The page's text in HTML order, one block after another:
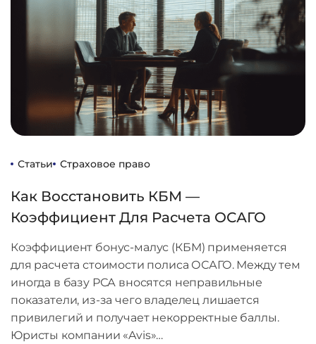
Статьи Страховое право
Как Восстановить КБМ —
Коэффициент Для Расчета ОСАГО
Коэффициент бонус-малус (КБМ) применяется
для расчета стоимости полиса ОСАГО. Между тем
иногда в базу РСА вносятся неправильные
показатели, из-за чего владелец лишается
привилегий и получает некорректные баллы.
Юристы компании «Avis»…